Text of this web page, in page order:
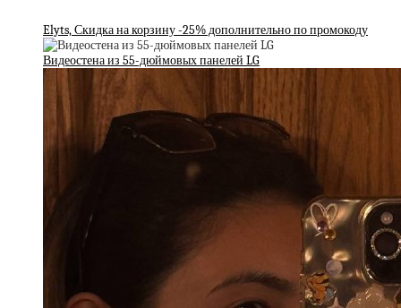
Elyts, Скидка на корзину -25% дополнительно по промокоду
Видеостена из 55-дюймовых панелей LG